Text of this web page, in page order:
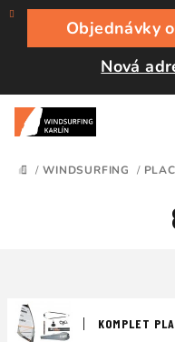
Přejít
obsah
Objednávky
Nová
DOMŮ
/ WINDSURFING /
KOMPLET